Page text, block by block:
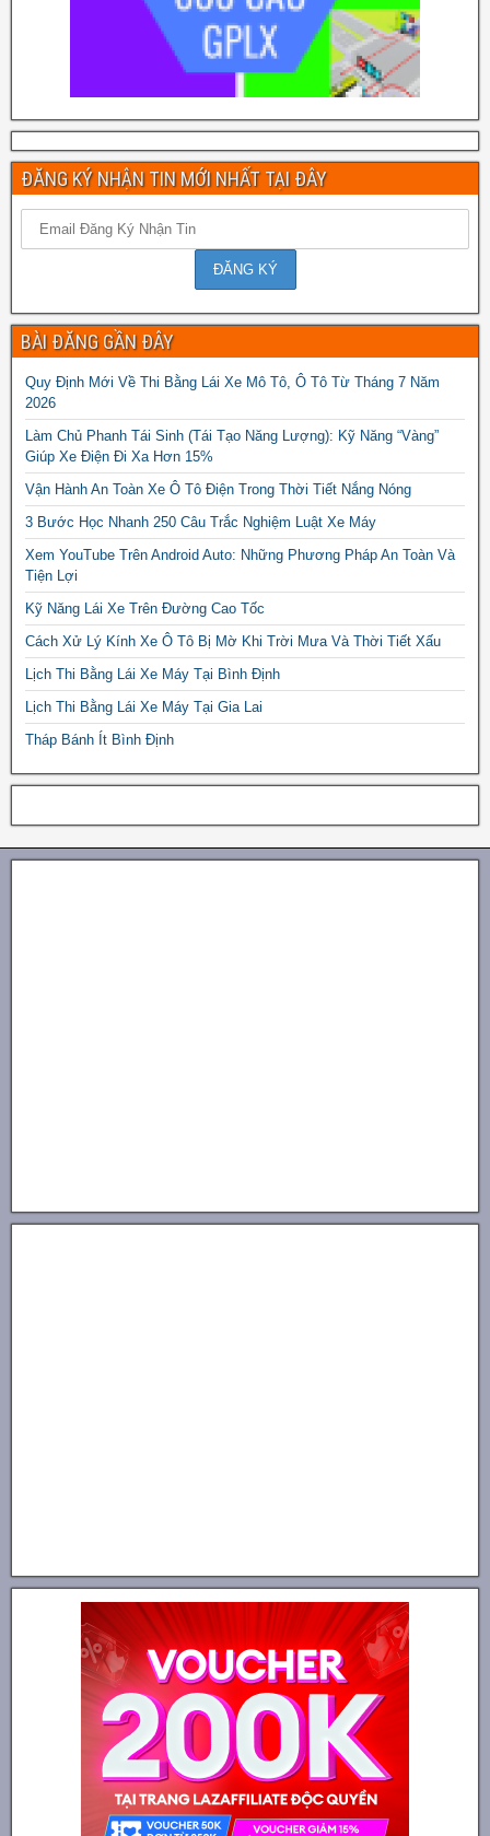
ĐĂNG KÝ NHẬN TIN MỚI NHẤT TẠI ĐÂY
BÀI ĐĂNG GẦN ĐÂY
Quy Định Mới Về Thi Bằng Lái Xe Mô Tô, Ô Tô Từ Tháng 7 Năm
2026
Làm Chủ Phanh Tái Sinh (Tái Tạo Năng Lượng): Kỹ Năng “Vàng”
Giúp Xe Điện Đi Xa Hơn 15%
Vận Hành An Toàn Xe Ô Tô Điện Trong Thời Tiết Nắng Nóng
3 Bước Học Nhanh 250 Câu Trắc Nghiệm Luật Xe Máy
Xem YouTube Trên Android Auto: Những Phương Pháp An Toàn Và
Tiện Lợi
Kỹ Năng Lái Xe Trên Đường Cao Tốc
Cách Xử Lý Kính Xe Ô Tô Bị Mờ Khi Trời Mưa Và Thời Tiết Xấu
Lịch Thi Bằng Lái Xe Máy Tại Bình Định
Lịch Thi Bằng Lái Xe Máy Tại Gia Lai
Tháp Bánh Ít Bình Định